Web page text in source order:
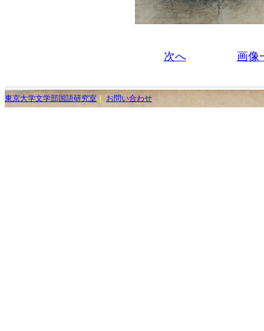
次へ 画像
東京大学文学部国語研究室 お問い合わせ